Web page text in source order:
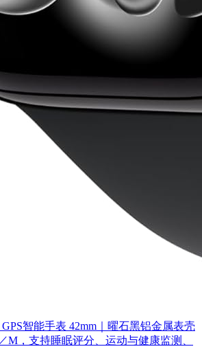
GPS智能手表 42mm｜曜石黑铝金属表壳
M，支持睡眠评分、运动与健康监测、